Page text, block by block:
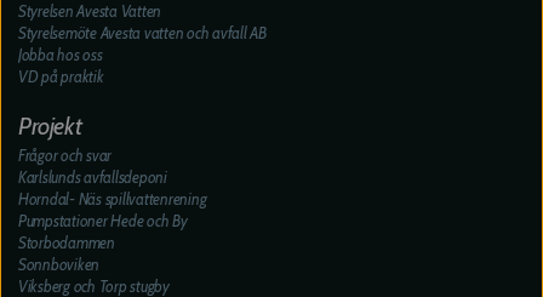
Styrelsen Avesta Vatten
Styrelsemöte Avesta vatten och avfall AB
Jobba hos oss
VD på praktik
Projekt
Frågor och svar
Karlslunds avfallsdeponi
Horndal- Näs spillvattenrening
Pumpstationer Hede och By
Storbodammen
Sonnboviken
Viksberg och Torp stugby